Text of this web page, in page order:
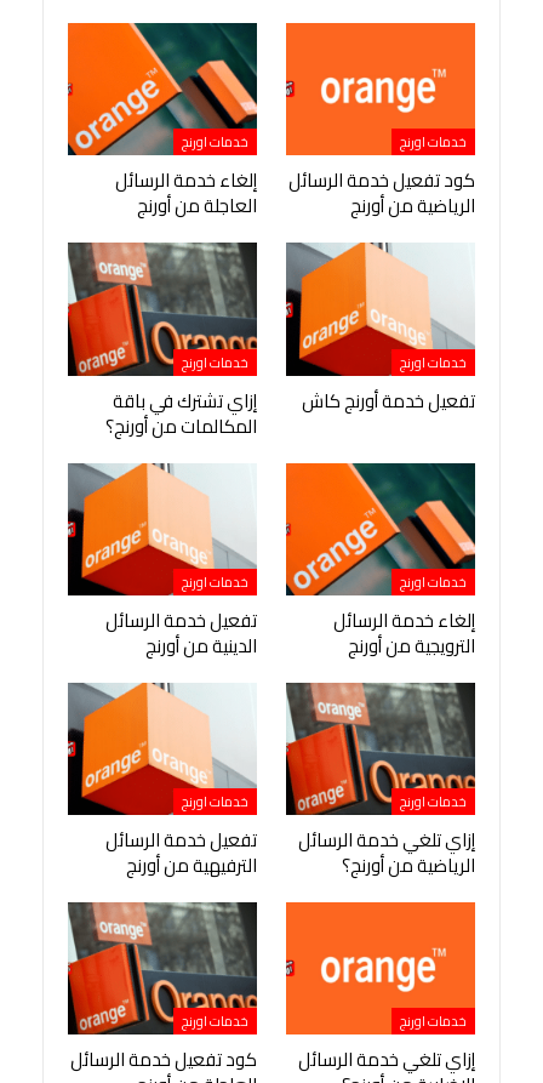
خدمات اورنج
كود تفعيل خدمة الرسائل
الرياضية من أورنج
خدمات اورنج
إلغاء خدمة الرسائل
العاجلة من أورنج
خدمات اورنج
تفعيل خدمة أورنج كاش
خدمات اورنج
إزاي تشترك في باقة
المكالمات من أورنج؟
خدمات اورنج
إلغاء خدمة الرسائل
الترويجية من أورنج
خدمات اورنج
تفعيل خدمة الرسائل
الدينية من أورنج
خدمات اورنج
إزاي تلغي خدمة الرسائل
الرياضية من أورنج؟
خدمات اورنج
تفعيل خدمة الرسائل
الترفيهية من أورنج
خدمات اورنج
إزاي تلغي خدمة الرسائل
خدمات اورنج
كود تفعيل خدمة الرسائل